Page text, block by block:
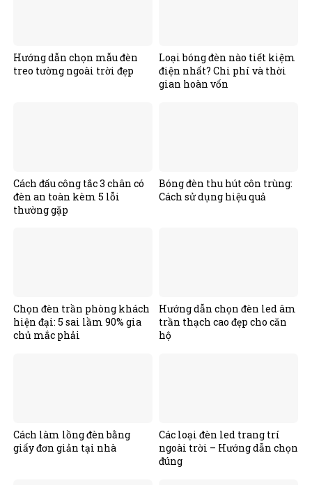
Hướng dẫn chọn mẫu đèn
treo tường ngoài trời đẹp
Loại bóng đèn nào tiết kiệm
điện nhất? Chi phí và thời
gian hoàn vốn
Cách đấu công tắc 3 chân có
đèn an toàn kèm 5 lỗi
thường gặp
Bóng đèn thu hút côn trùng:
Cách sử dụng hiệu quả
Chọn đèn trần phòng khách
hiện đại: 5 sai lầm 90% gia
chủ mắc phải
Hướng dẫn chọn đèn led âm
trần thạch cao đẹp cho căn
hộ
Cách làm lồng đèn bằng
giấy đơn giản tại nhà
Các loại đèn led trang trí
ngoài trời – Hướng dẫn chọn
đúng